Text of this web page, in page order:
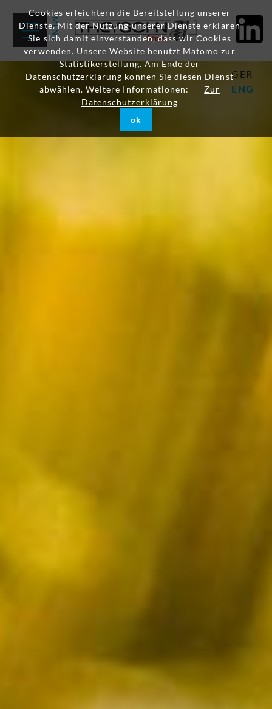
Cookies erleichtern die Bereitstellung unserer
Dienste. Mit der Nutzung unserer Dienste erklären
Sie sich damit einverstanden, dass wir Cookies
verwenden. Unsere Website benutzt Matomo zur
Statistikerstellung. Am Ende der
Datenschutzerklärung können Sie diesen Dienst
abwählen. Weitere Informationen:
Zur
Datenschutzerklärung
ok
GER
ENG